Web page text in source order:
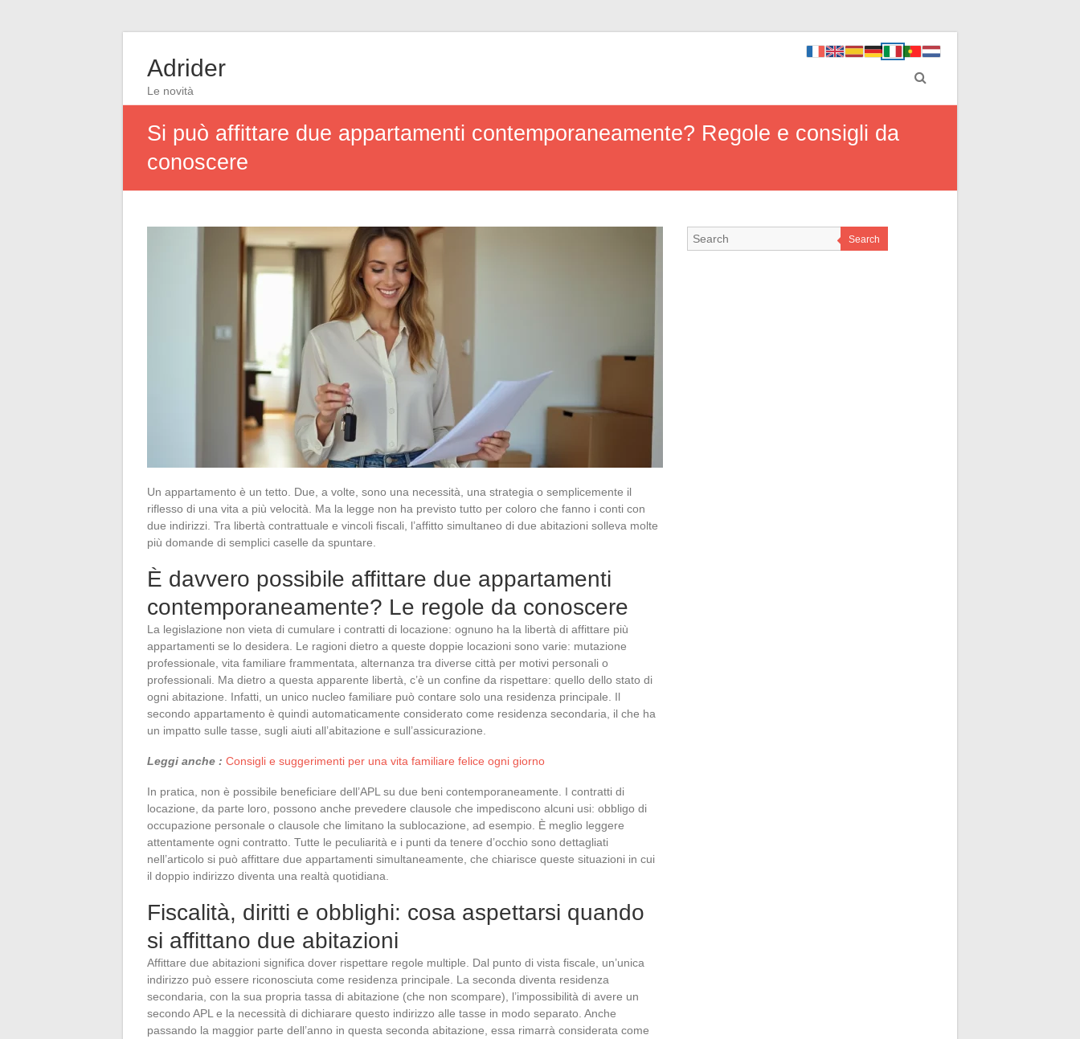
Adrider
Le novità
Si può affittare due appartamenti contemporaneamente? Regole e consigli da
conoscere
Un appartamento è un tetto. Due, a volte, sono una necessità, una strategia o semplicemente il
riflesso di una vita a più velocità. Ma la legge non ha previsto tutto per coloro che fanno i conti con
due indirizzi. Tra libertà contrattuale e vincoli fiscali, l’affitto simultaneo di due abitazioni solleva molte
più domande di semplici caselle da spuntare.
È davvero possibile affittare due appartamenti
contemporaneamente? Le regole da conoscere
La legislazione non vieta di cumulare i contratti di locazione: ognuno ha la libertà di affittare più
appartamenti se lo desidera. Le ragioni dietro a queste doppie locazioni sono varie: mutazione
professionale, vita familiare frammentata, alternanza tra diverse città per motivi personali o
professionali. Ma dietro a questa apparente libertà, c’è un confine da rispettare: quello dello stato di
ogni abitazione. Infatti, un unico nucleo familiare può contare solo una residenza principale. Il
secondo appartamento è quindi automaticamente considerato come residenza secondaria, il che ha
un impatto sulle tasse, sugli aiuti all’abitazione e sull’assicurazione.
Leggi anche : Consigli e suggerimenti per una vita familiare felice ogni giorno
In pratica, non è possibile beneficiare dell’APL su due beni contemporaneamente. I contratti di
locazione, da parte loro, possono anche prevedere clausole che impediscono alcuni usi: obbligo di
occupazione personale o clausole che limitano la sublocazione, ad esempio. È meglio leggere
attentamente ogni contratto. Tutte le peculiarità e i punti da tenere d’occhio sono dettagliati
nell’articolo si può affittare due appartamenti simultaneamente, che chiarisce queste situazioni in cui
il doppio indirizzo diventa una realtà quotidiana.
Fiscalità, diritti e obblighi: cosa aspettarsi quando
si affittano due abitazioni
Affittare due abitazioni significa dover rispettare regole multiple. Dal punto di vista fiscale, un’unica
indirizzo può essere riconosciuta come residenza principale. La seconda diventa residenza
secondaria, con la sua propria tassa di abitazione (che non scompare), l’impossibilità di avere un
secondo APL e la necessità di dichiarare questo indirizzo alle tasse in modo separato. Anche
passando la maggior parte dell’anno in questa seconda abitazione, essa rimarrà considerata come
Search